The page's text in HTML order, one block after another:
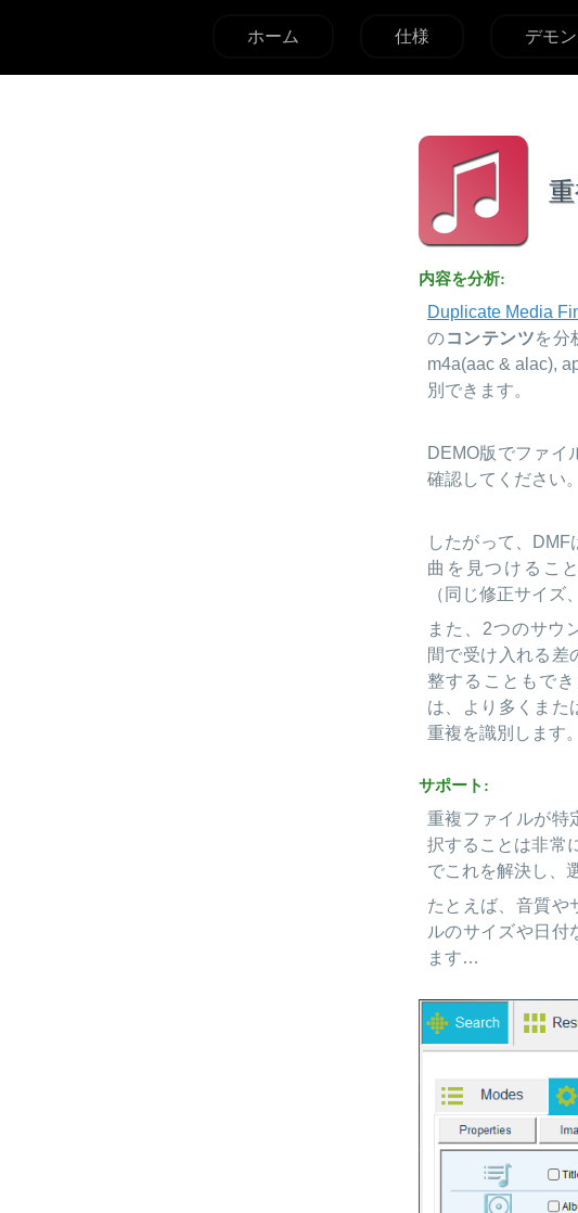
ホーム 仕様 デモ
内容を分析:
Duplicate Media
のコンテンツを分
m4a(aac & alac),
別できます。
DEMO版でファイ
確認してください。
したがって、DMF
曲を見つけるこ
（同じ修正サイズ
また、2つのサウ
間で受け入れる差
整することもで
は、より多くまた
重複を識別します。
サポート:
重複ファイルが特
択することは非常
でこれを解決し、
たとえば、音質や
ルのサイズや日付
ます…